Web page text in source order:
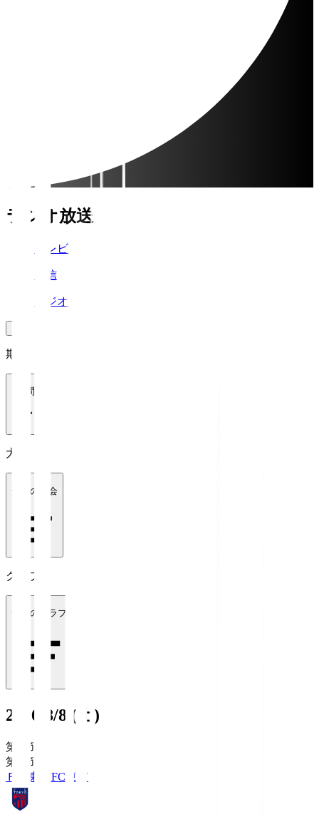
ラジオ放送
テレビ
配信
ラジオ
期間
1週間
大会
全ての大会
クラブ
全てのクラブ
2026/8/8 (土)
第1節
第1節
ＦＣ東京FC東京